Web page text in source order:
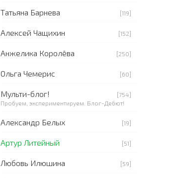
Татьяна Барнева [119]
Алексей Чащихин [152]
Анжелика Королёва [250]
Ольга Чемерис [60]
Мульти-блог!
[754]
Пробуем, экспериментируем. Блог-Дебют!
Александр Белых [19]
Артур Литейный [51]
Любовь Илюшина [59]